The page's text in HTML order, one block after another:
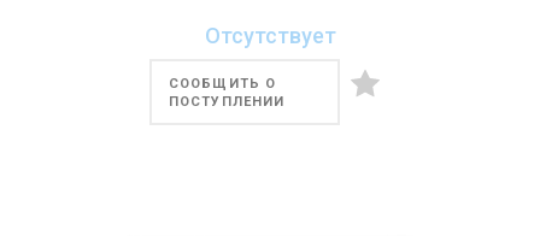
Отсутствует
СООБЩИТЬ О
ПОСТУПЛЕНИИ